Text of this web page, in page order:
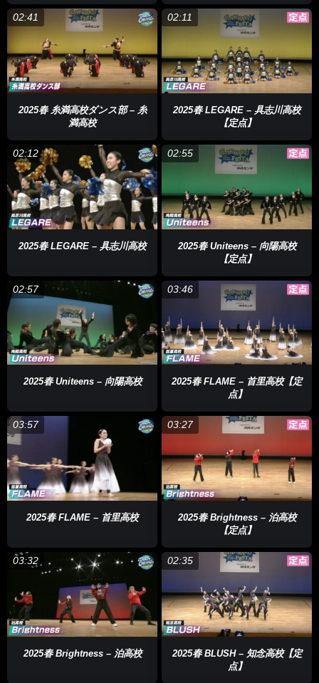
02:41
2025春 糸満高校ダンス部 – 糸
満高校
02:11
2025春 LEGARE – 具志川高校
【定点】
02:12
2025春 LEGARE – 具志川高校
02:55
2025春 Uniteens – 向陽高校
【定点】
02:57
2025春 Uniteens – 向陽高校
03:46
2025春 FLAME – 首里高校【定
点】
03:57
2025春 FLAME – 首里高校
03:27
2025春 Brightness – 泊高校
【定点】
03:32
2025春 Brightness – 泊高校
02:35
2025春 BLUSH – 知念高校【定
点】